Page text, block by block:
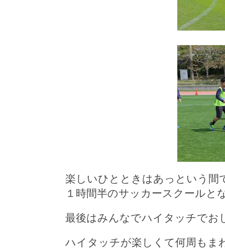
楽しいひとときはあっという
１時間半のサッカースクールと
最後はみんなでハイタッチでお
ハイタッチが楽しくて何周もま